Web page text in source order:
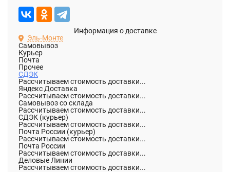
Информация о доставке
Эль-Монте
Самовывоз
Курьер
Почта
Прочее
СДЭК
Рассчитываем стоимость доставки...
Яндекс Доставка
Рассчитываем стоимость доставки...
Самовывоз со склада
Рассчитываем стоимость доставки...
СДЭК (курьер)
Рассчитываем стоимость доставки...
Почта России (курьер)
Рассчитываем стоимость доставки...
Почта России
Рассчитываем стоимость доставки...
Деловые Линии
Рассчитываем стоимость доставки...